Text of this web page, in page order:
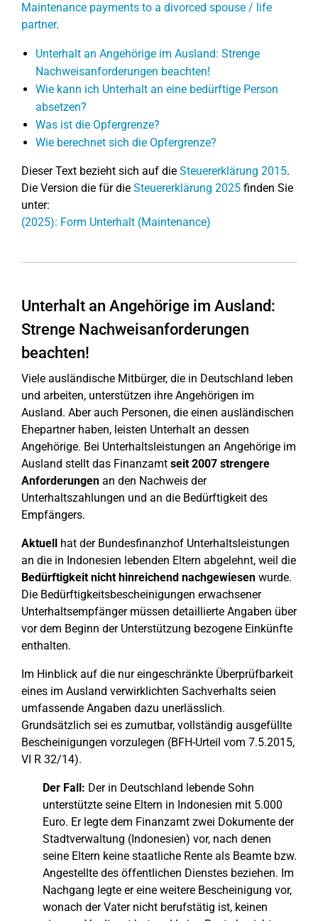
Maintenance payments to a divorced spouse / life
partner.
Unterhalt an Angehörige im Ausland: Strenge
Nachweisanforderungen beachten!
Wie kann ich Unterhalt an eine bedürftige Person
absetzen?
Was ist die Opfergrenze?
Wie berechnet sich die Opfergrenze?
Dieser Text bezieht sich auf die Steuererklärung 2015.
Die Version die für die Steuererklärung 2025 finden Sie
unter:
(2025): Form Unterhalt (Maintenance)
Unterhalt an Angehörige im Ausland:
Strenge Nachweisanforderungen
beachten!
Viele ausländische Mitbürger, die in Deutschland leben
und arbeiten, unterstützen ihre Angehörigen im
Ausland. Aber auch Personen, die einen ausländischen
Ehepartner haben, leisten Unterhalt an dessen
Angehörige. Bei Unterhaltsleistungen an Angehörige im
Ausland stellt das Finanzamt seit 2007 strengere
Anforderungen an den Nachweis der
Unterhaltszahlungen und an die Bedürftigkeit des
Empfängers.
Aktuell hat der Bundesfinanzhof Unterhaltsleistungen
an die in Indonesien lebenden Eltern abgelehnt, weil die
Bedürftigkeit nicht hinreichend nachgewiesen wurde.
Die Bedürftigkeitsbescheinigungen erwachsener
Unterhaltsempfänger müssen detaillierte Angaben über
vor dem Beginn der Unterstützung bezogene Einkünfte
enthalten.
Im Hinblick auf die nur eingeschränkte Überprüfbarkeit
eines im Ausland verwirklichten Sachverhalts seien
umfassende Angaben dazu unerlässlich.
Grundsätzlich sei es zumutbar, vollständig ausgefüllte
Bescheinigungen vorzulegen (BFH-Urteil vom 7.5.2015,
VI R 32/14).
Der Fall: Der in Deutschland lebende Sohn
unterstützte seine Eltern in Indonesien mit 5.000
Euro. Er legte dem Finanzamt zwei Dokumente der
Stadtverwaltung (Indonesien) vor, nach denen
seine Eltern keine staatliche Rente als Beamte bzw.
Angestellte des öffentlichen Dienstes beziehen. Im
Nachgang legte er eine weitere Bescheinigung vor,
wonach der Vater nicht berufstätig ist, keinen